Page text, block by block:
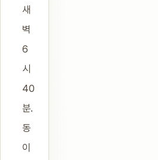
새
벽
6
시
40
분.
동
이